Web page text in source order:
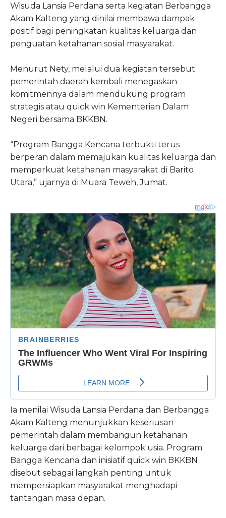
Wisuda Lansia Perdana serta kegiatan Berbangga
Akam Kalteng yang dinilai membawa dampak
positif bagi peningkatan kualitas keluarga dan
penguatan ketahanan sosial masyarakat.
Menurut Nety, melalui dua kegiatan tersebut
pemerintah daerah kembali menegaskan
komitmennya dalam mendukung program
strategis atau quick win Kementerian Dalam
Negeri bersama BKKBN.
“Program Bangga Kencana terbukti terus
berperan dalam memajukan kualitas keluarga dan
memperkuat ketahanan masyarakat di Barito
Utara,” ujarnya di Muara Teweh, Jumat.
Ia menilai Wisuda Lansia Perdana dan Berbangga
Akam Kalteng menunjukkan keseriusan
pemerintah dalam membangun ketahanan
keluarga dari berbagai kelompok usia. Program
Bangga Kencana dan inisiatif quick win BKKBN
disebut sebagai langkah penting untuk
mempersiapkan masyarakat menghadapi
tantangan masa depan.